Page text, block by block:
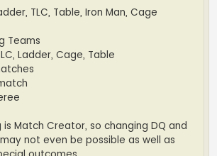
TLC, Table, Iron Man, Cage
Teams
Ladder, Cage, Table
is Match Creator, so changing DQ and
not even be possible as well as